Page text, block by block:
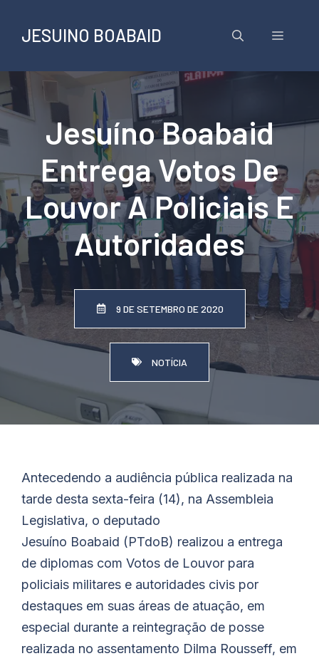
conteúdo
JESUINO BOABAID Menu
Jesuíno Boabaid
Entrega Votos De
Louvor A Policiais E
Autoridades
9 DE SETEMBRO DE 2020
NOTÍCIA
Antecedendo a audiência pública realizada na
tarde desta sexta-feira (14), na Assembleia
Legislativa, o deputado
Jesuíno Boabaid (PTdoB) realizou a entrega
de diplomas com Votos de Louvor para
policiais militares e autoridades civis por
destaques em suas áreas de atuação, em
especial durante a reintegração de posse
realizada no assentamento Dilma Rousseff, em